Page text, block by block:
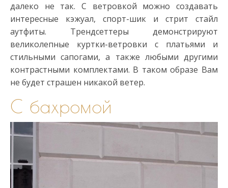
далеко не так. С ветровкой можно создавать
интересные кэжуал, спорт-шик и стрит стайл
аутфиты. Трендсеттеры демонстрируют
великолепные куртки-ветровки с платьями и
стильными сапогами, а также любыми другими
контрастными комплектами. В таком образе Вам
не будет страшен никакой ветер.
С бахромой